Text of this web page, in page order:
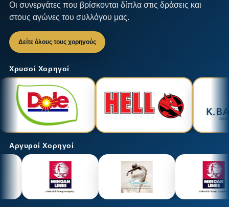
Οι συνεργάτες που βρίσκονται δίπλα στις δράσεις και
στους αγώνες του συλλόγου μας.
Δείτε όλους τους χορηγούς
Χρυσοί Χορηγοί
Αργυροί Χορηγοί